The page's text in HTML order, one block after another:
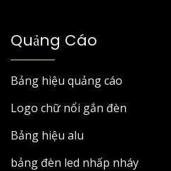
Quảng Cáo
Bảng hiệu quảng cáo
Logo chữ nổi gắn đèn
Bảng hiệu alu
bảng đèn led nhấp nháy